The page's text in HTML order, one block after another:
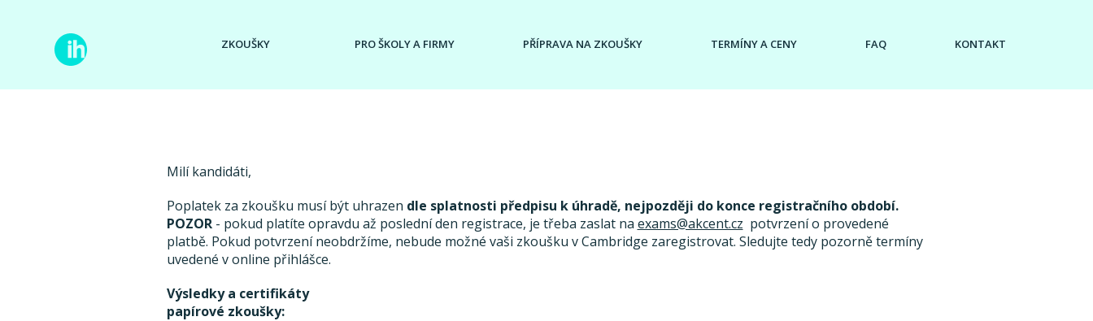
ZKOUŠKY PRO ŠKOLY A FIRMY PŘÍPRAVA NA ZKOUŠKY TERMÍNY A CENY FAQ KONTAKT
Milí kandidáti,
Poplatek za zkoušku musí být uhrazen dle splatnosti předpisu k úhradě, nejpozději do konce registračního období.
POZOR- pokud platíte opravdu až poslední den registrace, je třeba zaslat na exams@akcent.cz potvrzení o provedené
platbě. Pokud potvrzení neobdržíme, nebude možné vaši zkoušku v Cambridge zaregistrovat. Sledujte tedy pozorně termíny
uvedené v online přihlášce.
Výsledky a certifikáty
papírové zkoušky: